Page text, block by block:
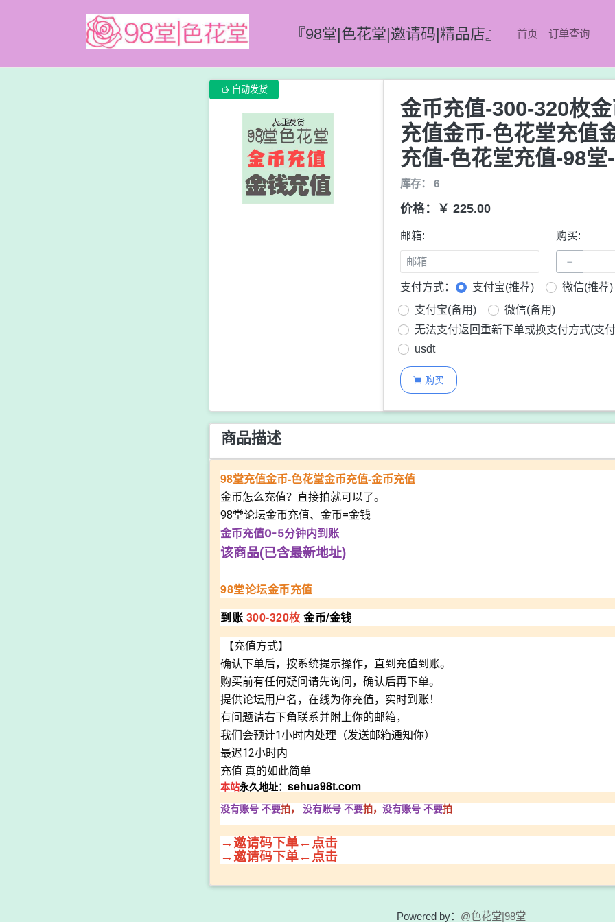
『98堂|色花堂|邀请码|精品店』 首页 订单查询
 自动发货
金币充值-300-320枚
充值金币-色花堂充值
充值-色花堂充值-98堂
库存： 6
价格：￥ 225.00
邮箱: 购买:
−
支付方式： 支付宝(推荐)
微信(推荐)
支付宝(备用)
微信(备用)
无法支付返回重新下单或换支付方式(支
usdt
 购买
商品描述
98堂充值金币-色花堂金币充值-金币充值
金币怎么充值？直接拍就可以了。
98堂论坛金币充值、金币=金钱
金币充值0-5分钟内到账
该商品(已含最新地址)
98堂论坛金币充值
到账 300-320枚 金币/金钱
【充值方式】
确认下单后，按系统提示操作，直到充值到账。
购买前有任何疑问请先询问，确认后再下单。
提供论坛用户名，在线为你充值，实时到账！
有问题请右下角联系并附上你的邮箱，
我们会预计1小时内处理（发送邮箱通知你）
最迟12小时内
充值 真的如此简单
本站永久地址： sehua98t.com
没有账号 不要拍，没有账号不要拍，没有账号不要拍
→邀请码下单←点击
→邀请码下单←点击
Powered by： @色花堂|98堂